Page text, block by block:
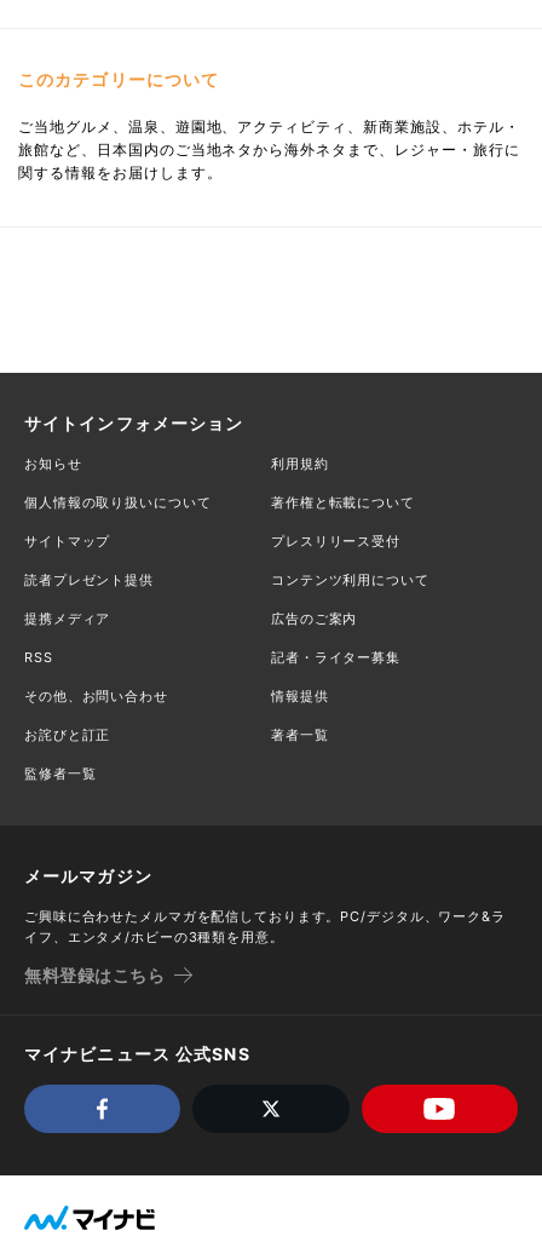
このカテゴリーについて
ご当地グルメ、温泉、遊園地、アクティビティ、新商業施設、ホテル・
旅館など、日本国内のご当地ネタから海外ネタまで、レジャー・旅行に
関する情報をお届けします。
サイトインフォメーション
お知らせ 利用規約
個人情報の取り扱いについて 著作権と転載について
サイトマップ プレスリリース受付
読者プレゼント提供 コンテンツ利用について
提携メディア 広告のご案内
RSS 記者・ライター募集
その他、お問い合わせ 情報提供
お詫びと訂正 著者一覧
監修者一覧
メールマガジン
ご興味に合わせたメルマガを配信しております。PC/デジタル、ワーク&ラ
イフ、エンタメ/ホビーの3種類を用意。
無料登録はこちら
マイナビニュース 公式SNS